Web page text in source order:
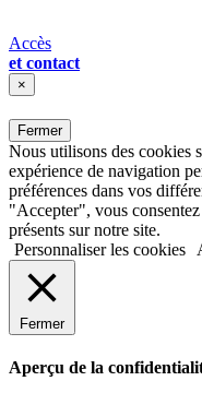
Accès
et contact
×
Fermer
Nous utilisons des cookies
expérience de navigation
préférences dans vos
"Accepter", vous
présents sur notre site.
Personnaliser les cookies
Fermer
Aperçu de la